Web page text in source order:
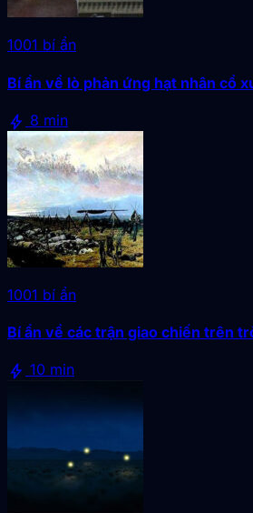
1001 bí ẩn
Bí ẩn về lò phản ứng hạt nhân cổ
bolt 8 min
1001 bí ẩn
Bí ẩn về các trận giao chiến trên
bolt 10 min